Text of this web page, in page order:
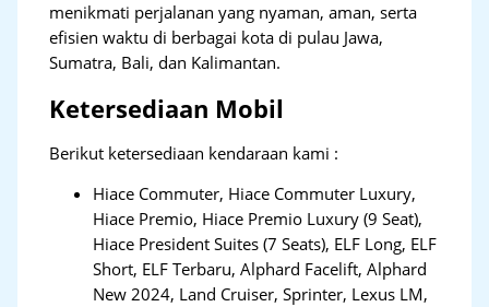
menikmati perjalanan yang nyaman, aman, serta
efisien waktu di berbagai kota di pulau Jawa,
Sumatra, Bali, dan Kalimantan.
Ketersediaan Mobil
Berikut ketersediaan kendaraan kami :
Hiace Commuter, Hiace Commuter Luxury,
Hiace Premio, Hiace Premio Luxury (9 Seat),
Hiace President Suites (7 Seats), ELF Long, ELF
Short, ELF Terbaru, Alphard Facelift, Alphard
New 2024, Land Cruiser, Sprinter, Lexus LM,